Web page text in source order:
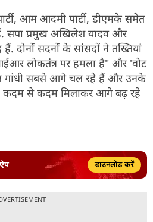
आम आदमी पार्टी, डीएमके समेत
सपा प्रमुख अखिलेश यादव और
हैं. दोनों सदनों के सांसदों ने तख्तियां
लोकतंत्र पर हमला है" और 'वोट
गांधी सबसे आगे चल रहे हैं और उनके
कदम से कदम मिलाकर आगे बढ़ रहे
डाउनलोड करें